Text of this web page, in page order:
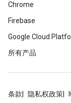
Chrome
Firebase
Google Cloud
所有产品
条款 隐私权政策